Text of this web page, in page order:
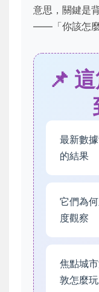
意思，關鍵是
——「你該怎麼
📌
最新數
的結果
它們為
度觀察
焦點城
敦怎麼